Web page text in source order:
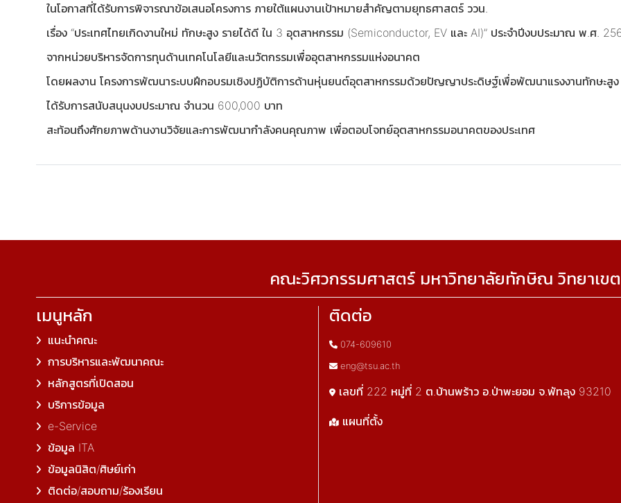
ในโอกาสที่ได้รับการพิจารณาข้อเสนอโครงการ ภายใต้แผนงานเป้าหมายสำคัญตามยุทธศาสตร์ ววน.
เรื่อง “ประเทศไทยเกิดงานใหม่ ทักษะสูง รายได้ดี ใน 3 อุตสาหกรรม (Semiconductor, EV และ AI)” ประจำปีงบประมาณ พ.ศ.
จากหน่วยบริหารจัดการทุนด้านเทคโนโลยีและนวัตกรรมเพื่ออุตสาหกรรมแห่งอนาคต
โดยผลงาน โครงการพัฒนาระบบฝึกอบรมเชิงปฏิบัติการด้านหุ่นยนต์อุตสาหกรรมด้วยปัญญาประดิษฐ์เพื่อพัฒนาแรงงานทักษะสูง
ได้รับการสนับสนุนงบประมาณ จำนวน 600,000 บาท
สะท้อนถึงศักยภาพด้านงานวิจัยและการพัฒนากำลังคนคุณภาพ เพื่อตอบโจทย์อุตสาหกรรมอนาคตของประเทศ
คณะวิศวกรรมศาสตร์ มหาวิทยาลัยทักษิณ วิทยาเข
เมนูหลัก
แนะนำคณะ
การบริหารและพัฒนาคณะ
หลักสูตรที่เปิดสอน
บริการข้อมูล
e-Service
ข้อมูล ITA
ข้อมูลนิสิต/ศิษย์เก่า
ติดต่อ/สอบถาม/ร้องเรียน
ติดต่อ
074-609610
eng@tsu.ac.th
เลขที่ 222 หมู่ที่ 2 ต.บ้านพร้าว อ.ป่าพะยอม จ.พัทลุง 93210
แผนที่ตั้ง